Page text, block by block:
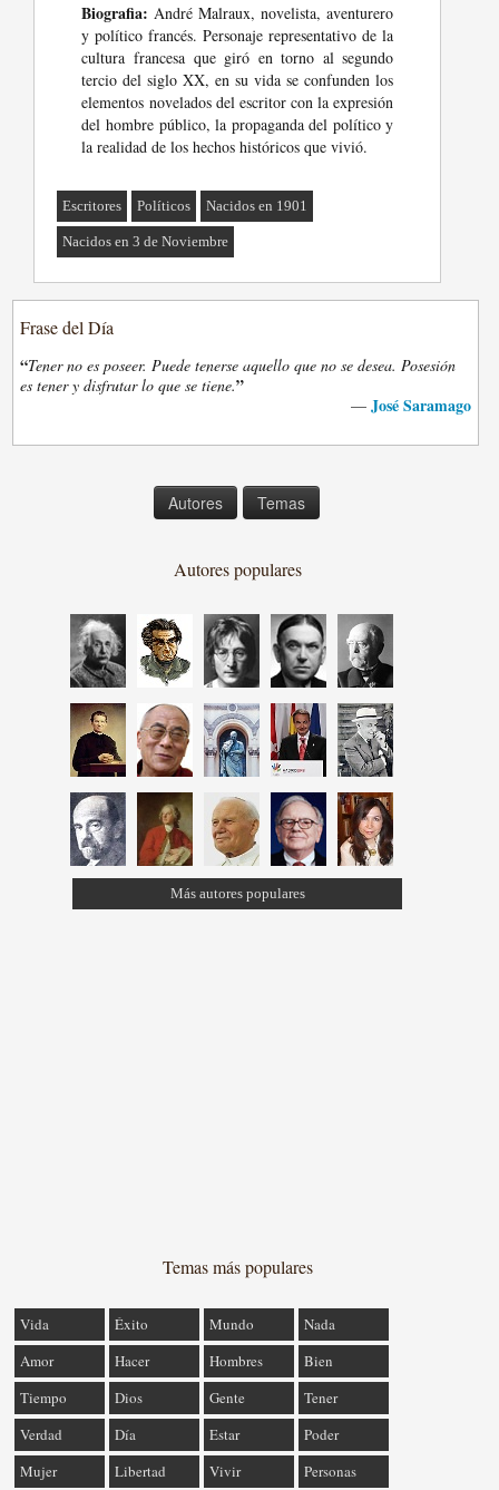
Biografia: André Malraux, novelista, aventurero
y político francés. Personaje representativo de la
cultura francesa que giró en torno al segundo
tercio del siglo XX, en su vida se confunden los
elementos novelados del escritor con la expresión
del hombre público, la propaganda del político y
la realidad de los hechos históricos que vivió.
Escritores Políticos Nacidos en 1901
Nacidos en 3 de Noviembre
Frase del Día
“Tener no es poseer. Puede tenerse aquello que no se desea. Posesión
es tener y disfrutar lo que se tiene.”
— José Saramago
Autores Temas
Autores populares
Más autores populares
Temas más populares
Vida Éxito Mundo
Nada
Amor
Hacer Hombres
Bien
Tiempo
Dios Gente
Tener
Verdad
Día Estar
Poder
Mujer
Libertad Vivir Personas